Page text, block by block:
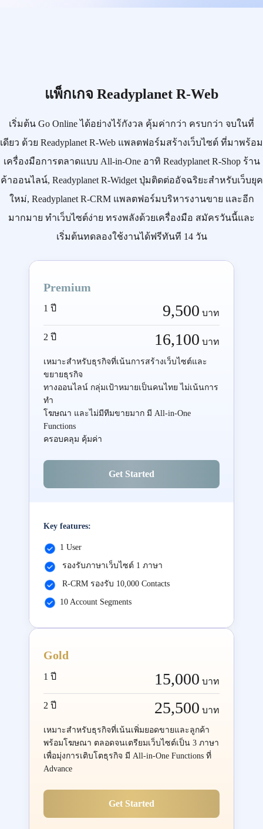
แพ็กเกจ Readyplanet R-Web
เริ่มต้น Go Onlineได้อย่างไร้กังวล คุ้มค่ากว่า ครบกว่า จบในที่
เดียว ด้วย Readyplanet R-Web แพลตฟอร์มสร้างเว็บไซต์ ที่มาพร้อม
เครื่องมือการตลาดแบบ All-in-Oneอาทิ Readyplanet R-Shopร้าน
ค้าออนไลน์, Readyplanet R-Widgetปุ่มติดต่ออัจฉริยะสำหรับเว็บยุค
ใหม่, Readyplanet R-CRMแพลตฟอร์มบริหารงานขาย และอีก
มากมาย ทำเว็บไซต์ง่าย ทรงพลังด้วยเครื่องมือ สมัครวันนี้และ
เริ่มต้นทดลองใช้งานได้ฟรีทันที 14 วัน
Premium
1 ปี 9,500 บาท
2 ปี 16,100 บาท
เหมาะสำหรับธุรกิจที่เน้นการสร้างเว็บไซต์และ
ขยายธุรกิจ
ทางออนไลน์ กลุ่มเป้าหมายเป็นคนไทย ไม่เน้นการ
ทำ
โฆษณา และไม่มีทีมขายมาก มี All-in-One
Functions
ครอบคลุม คุ้มค่า
Get Started
Key features:
1 User
รองรับภาษาเว็บไซต์ 1 ภาษา
R-CRM รองรับ 10,000 Contacts
10 Account Segments
Gold
1 ปี 15,000 บาท
2 ปี 25,500 บาท
เหมาะสำหรับธุรกิจที่เน้นเพิ่มยอดขายและลูกค้า
พร้อมโฆษณา ตลอดจนเตรียมเว็บไซต์เป็น 3 ภาษา
เพื่อมุ่งการเติบโตธุรกิจ มี All-in-One Functions ที่
Advance
Get Started